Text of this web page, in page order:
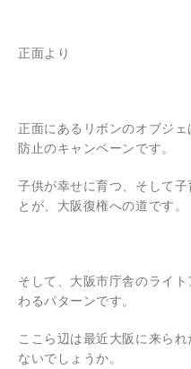
正面より
正面にあるリボンのオブジ
防止のキャンペーンです。
子供が幸せに育つ、そして
とが、大阪復権への道です。
そして、大阪市庁舎のライ
わるパターンです。
ここら辺は最近大阪に来ら
ないでしょうか。